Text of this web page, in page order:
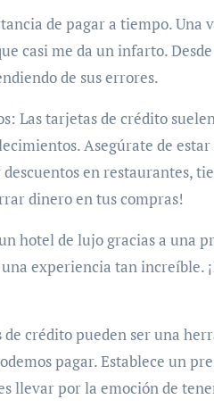
de pagar a tiempo. Una
casi me da un infarto.
de sus errores.
Las tarjetas de crédito
Asegúrate de
en restaurantes,
dinero en tus compras!
hotel de lujo gracias a una
experiencia tan increíble.
crédito pueden ser una
pagar. Establece un
llevar por la emoción de